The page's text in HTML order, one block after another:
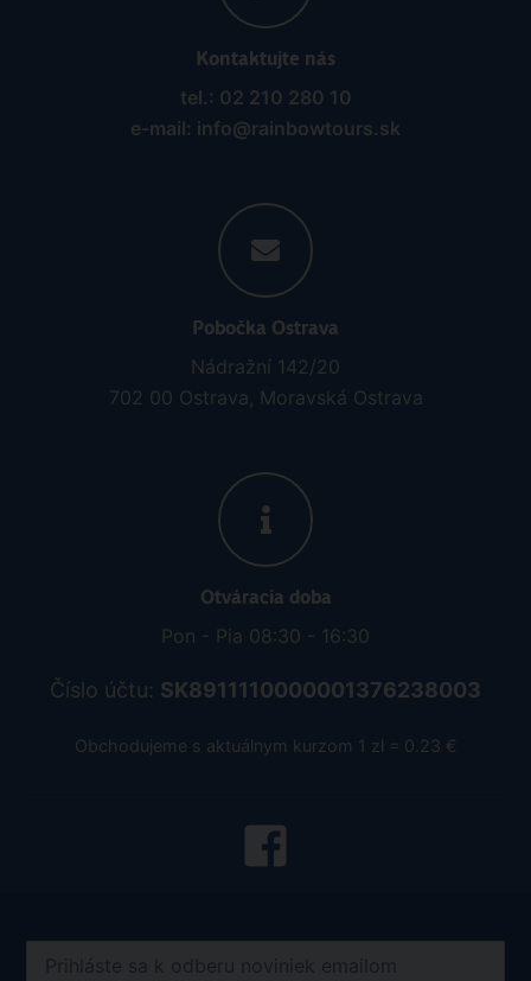
Kontaktujte nás
tel.: 02 210 280 10
e-mail: info@rainbowtours.sk
Pobočka Ostrava
Nádražní 142/20
702 00 Ostrava, Moravská Ostrava
Otváracia doba
Pon - Pia 08:30 - 16:30
Číslo účtu: SK8911110000001376238003
Obchodujeme s aktuálnym kurzom 1 zł = 0.23 €